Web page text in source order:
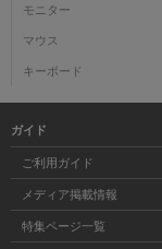
モニター
マウス
キーボード
ガイド
ご利用ガイド
メディア掲載情報
特集ページ一覧